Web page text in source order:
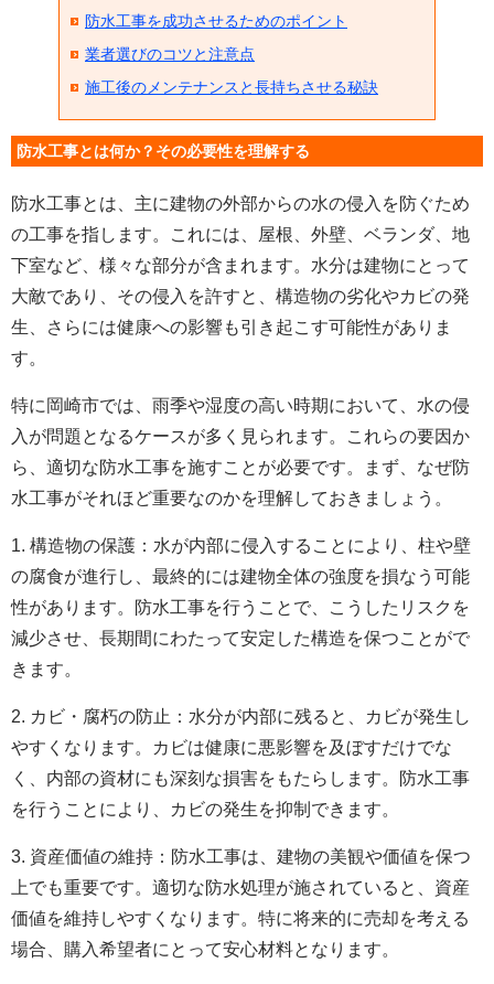
防水工事を成功させるためのポイント
業者選びのコツと注意点
施工後のメンテナンスと長持ちさせる秘訣
防水工事とは何か？その必要性を理解する
防水工事とは、主に建物の外部からの水の侵入を防ぐため
の工事を指します。これには、屋根、外壁、ベランダ、地
下室など、様々な部分が含まれます。水分は建物にとって
大敵であり、その侵入を許すと、構造物の劣化やカビの発
生、さらには健康への影響も引き起こす可能性がありま
す。
特に岡崎市では、雨季や湿度の高い時期において、水の侵
入が問題となるケースが多く見られます。これらの要因か
ら、適切な防水工事を施すことが必要です。まず、なぜ防
水工事がそれほど重要なのかを理解しておきましょう。
1. 構造物の保護：水が内部に侵入することにより、柱や壁
の腐食が進行し、最終的には建物全体の強度を損なう可能
性があります。防水工事を行うことで、こうしたリスクを
減少させ、長期間にわたって安定した構造を保つことがで
きます。
2. カビ・腐朽の防止：水分が内部に残ると、カビが発生し
やすくなります。カビは健康に悪影響を及ぼすだけでな
く、内部の資材にも深刻な損害をもたらします。防水工事
を行うことにより、カビの発生を抑制できます。
3. 資産価値の維持：防水工事は、建物の美観や価値を保つ
上でも重要です。適切な防水処理が施されていると、資産
価値を維持しやすくなります。特に将来的に売却を考える
場合、購入希望者にとって安心材料となります。